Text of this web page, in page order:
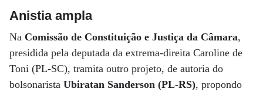
Anistia ampla
Na Comissão de Constituição e Justiça da Câmara,
presidida pela deputada da extrema-direita Caroline de
Toni (PL-SC), tramita outro projeto, de autoria do
bolsonarista Ubiratan Sanderson (PL-RS), propondo